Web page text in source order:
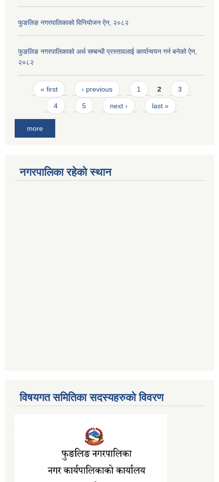
फुङलिङ नगरपालिकाको विनियोजन ऐन‚ २०८२
फुङलिङ नगरपालिकाको अर्थ सम्बन्धी प्रस्तावलाई कार्यान्वयन गर्न बनेको ऐन‚
२०८२
Pages
« first ‹ previous 1 2 3
4 5 next › last »
more
नगरपालिका रहेको स्थान
विषयगत समितिका सदस्यहरुको विवरण